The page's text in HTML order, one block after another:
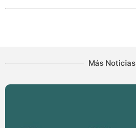
Más Noticias